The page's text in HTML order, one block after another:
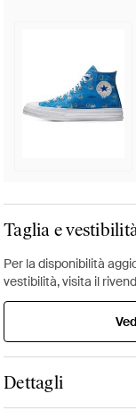
Taglia e
Per la disponibilità
vestibilità, visita il
Dettagli